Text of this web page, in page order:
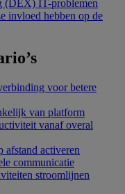
(DEX) IT-problemen
invloed hebben op de
voor betere
van platform
vanaf overal
afstand activeren
communicatie
stroomlijnen